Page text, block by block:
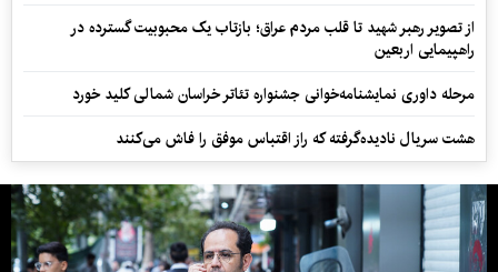
از تصویر رهبر شهید تا قلب مردم عراق؛ بازتاب یک محبوبیت گسترده در
راهپیمایی اربعین
مرحله داوری نمایشنامه‌خوانی جشنواره تئاتر خراسان شمالی کلید خورد
هشت سریال نادیده‌گرفته که راز اقتباس موفق را فاش می‌کنند